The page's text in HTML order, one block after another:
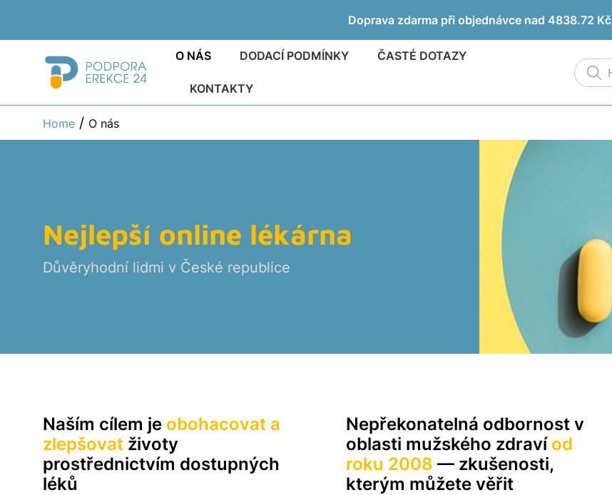
Doprava zdarma při objednávce nad 4838.72 Kč
O NÁS DODACÍ PODMÍNKY ČASTÉ DOTAZY
KONTAKTY
Generická Cialis
Home / O nás
Nejlepší online lékárna
Důvěryhodní lidmi v České republice
Naším cílem je obohacovat a
zlepšovat životy
prostřednictvím dostupných
léků
Nepřekonatelná odbornost v
oblasti mužského zdraví od
roku 2008 — zkušenosti,
kterým můžete věřit